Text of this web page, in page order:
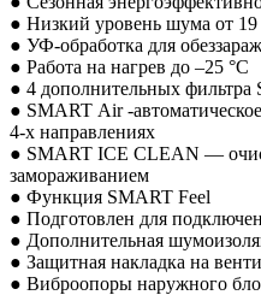
62
400,00 ₽.
000,00
● Низкий уровень шума от
● УФ-обработка для
● Работа на нагрев до –25 °С
● 4 дополнительных фильтра
● SMART Air -
4-х направлениях
● SMART ICE CLEAN —
замораживанием
● Функция SMART Feel
● Подготовлен для
● Дополнительная
● Защитная накладка на
● Виброопоры наружного